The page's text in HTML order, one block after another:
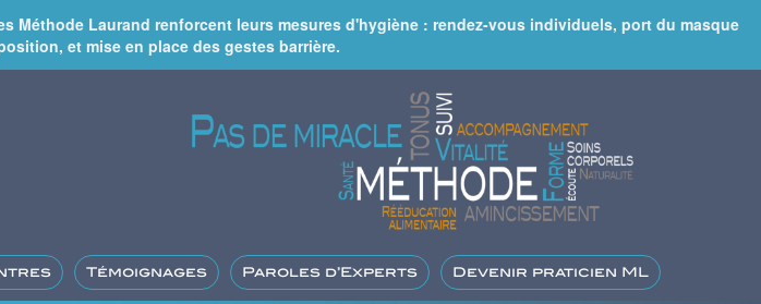
Méthode Laurand renforcent leurs mesures d'hygiène : rendez-vous individuels, port du masque
et mise en place des gestes barrière.
Témoignages Paroles d’Experts Devenir praticien ML